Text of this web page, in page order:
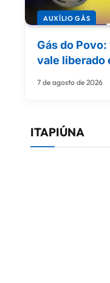
AUXÍLIO GÁS
Gás do
vale liberado
7 de agosto de 2026
ITAPIÚNA